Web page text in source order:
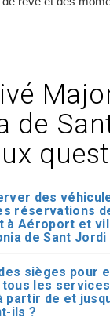
de
des
réservations
à Aéroport et
de Sant Jordi
sièges pour
tous les
de et
ils ?